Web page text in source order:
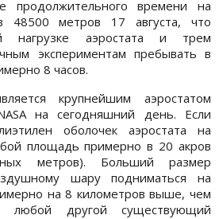
продолжительного времени на
48500 метров 17 августа, что
нагрузке аэростата и трем
экспериментам пребывать в
8 часов.
крупнейшим аэростатом
на сегодняшний день. Если
оболочек аэростата на
площадь примерно в 20 акров
метров). Больший размер
шару подниматься на
на 8 километров выше, чем
любой другой существующий